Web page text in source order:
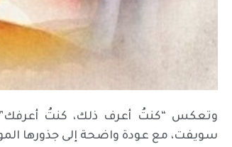
وتعكس “كنتُ أعرف ذلك، كنتُ
سويفت، مع عودة واضحة إلى جذورها